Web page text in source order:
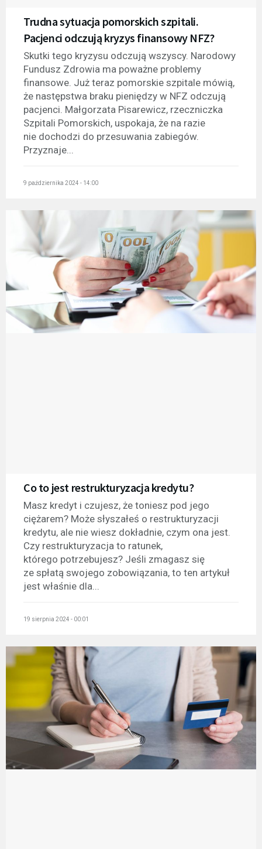
Trudna sytuacja pomorskich szpitali.
Pacjenci odczują kryzys finansowy NFZ?
Skutki tego kryzysu odczują wszyscy. Narodowy
Fundusz Zdrowia ma poważne problemy
finansowe. Już teraz pomorskie szpitale mówią,
że następstwa braku pieniędzy w NFZ odczują
pacjenci. Małgorzata Pisarewicz, rzeczniczka
Szpitali Pomorskich, uspokaja, że na razie
nie dochodzi do przesuwania zabiegów.
Przyznaje...
9 października 2024 - 14:00
Co to jest restrukturyzacja kredytu?
Masz kredyt i czujesz, że toniesz pod jego
ciężarem? Może słyszałeś o restrukturyzacji
kredytu, ale nie wiesz dokładnie, czym ona jest.
Czy restrukturyzacja to ratunek,
którego potrzebujesz? Jeśli zmagasz się
ze spłatą swojego zobowiązania, to ten artykuł
jest właśnie dla...
19 sierpnia 2024 - 00:01